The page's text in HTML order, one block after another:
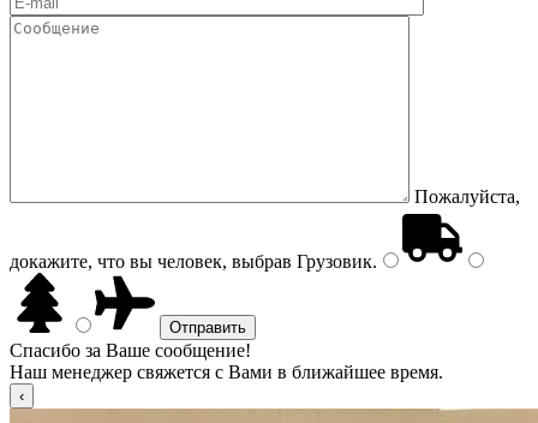
Пожалуйста,
докажите, что вы человек, выбрав Грузовик.
Спасибо за Ваше сообщение!
Наш менеджер свяжется с Вами в ближайшее время.